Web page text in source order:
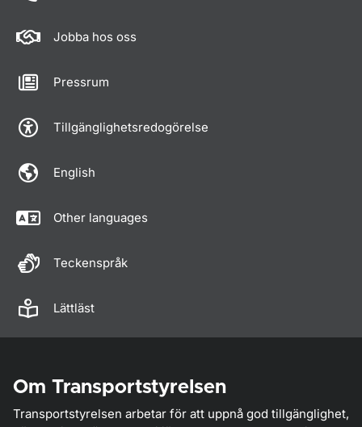
Jobba hos oss
Pressrum
Tillgänglighetsredogörelse
English
Other languages
Teckenspråk
Lättläst
Om Transportstyrelsen
Transportstyrelsen arbetar för att uppnå god tillgänglighet,